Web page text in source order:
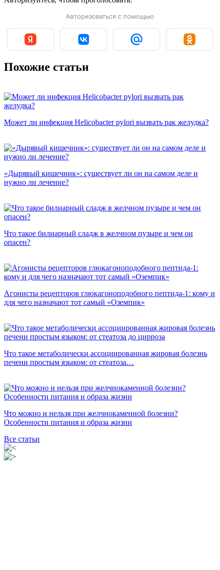
Авторизоваться с помощью
Похожие статьи
Может ли инфекция Helicobacter pylori вызвать рак желудка?
«Дырявый кишечник»: существует ли он на самом деле и
нужно ли лечение?
Что такое билиарный сладж в желчном пузыре и чем он
опасен?
Агонисты рецепторов глюкагоноподобного пептида-1: кому и
для чего назначают тот самый «Оземпик»
Что такое метаболически ассоциированная жировая болезнь
печени простым языком: от стеатоза…
Что можно и нельзя при желчнокаменной болезни?
Особенности питания и образа жизни
Все статьи